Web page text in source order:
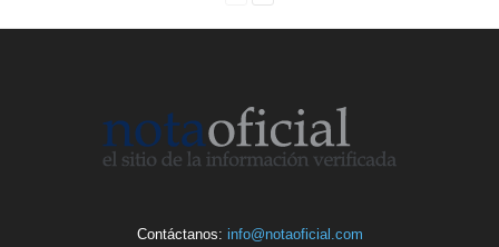
Contáctanos: info@notaoficial.com